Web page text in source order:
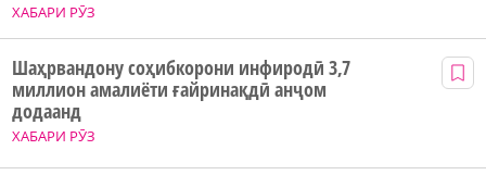
ХАБАРИ РӮЗ
ХАБАРИ РӮЗ
Шаҳрвандону соҳибкорони инфиродӣ 3,7
миллион амалиёти ғайринақдӣ анҷом
додаанд